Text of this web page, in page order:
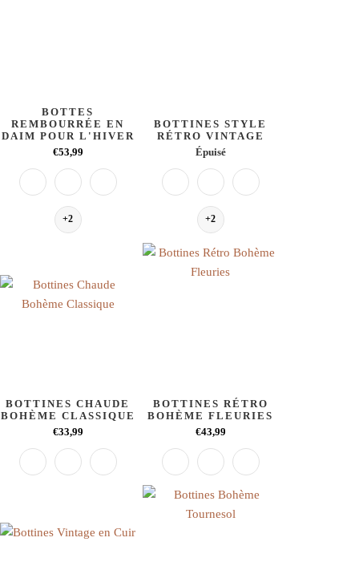
BOTTES
REMBOURRÉE EN
DAIM POUR L'HIVER
€53,99
+2
BOTTINES STYLE
RÉTRO VINTAGE
Épuisé
+2
BOTTINES CHAUDE
BOHÈME CLASSIQUE
€33,99
BOTTINES RÉTRO
BOHÈME FLEURIES
€43,99